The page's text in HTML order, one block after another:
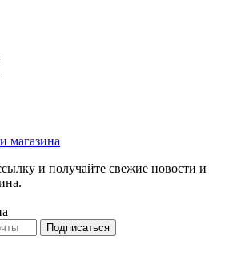
магазина
и получайте свежие новости и